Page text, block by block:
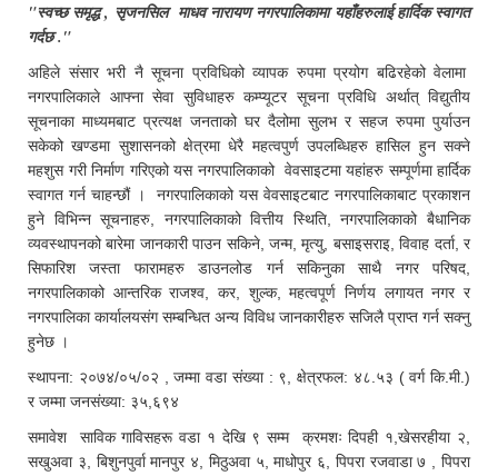
"स्वच्छ समृद्ध , सृजनसिल माधव नारायण नगरपालिकामा यहाँहरुलाई हार्दिक स्वागत
गर्दछ ."
अहिले संसार भरी नै सूचना प्रविधिको व्यापक रुपमा प्रयोग बढिरहेको वेलामा
नगरपालिकाले आफ्ना सेवा सुविधाहरु कम्प्यूटर सूचना प्रविधि अर्थात् विद्युतीय
सूचनाका माध्यमबाट प्रत्यक्ष जनताको घर दैलोमा सुलभ र सहज रुपमा पुर्याउन
सकेको खण्डमा सुशासनको क्षेत्रमा धेरै महत्वपुर्ण उपलब्धिहरु हासिल हुन सक्ने
महशुस गरी निर्माण गरिएको यस नगरपालिकाको वेवसाइटमा यहांहरु सम्पूर्णमा हार्दिक
स्वागत गर्न चाहन्छौं । नगरपालिकाको यस वेवसाइटबाट नगरपालिकाबाट प्रकाशन
हुने विभिन्न सूचनाहरु, नगरपालिकाको वित्तीय स्थिति, नगरपालिकाको बैधानिक
व्यवस्थापनको बारेमा जानकारी पाउन सकिने, जन्म, मृत्यु, बसाइसराइ, विवाह दर्ता, र
सिफारिश जस्ता फारामहरु डाउनलोड गर्न सकिनुका साथै नगर परिषद,
नगरपालिकाको आन्तरिक राजश्व, कर, शुल्क, महत्वपूर्ण निर्णय लगायत नगर र
नगरपालिका कार्यालयसंग सम्बन्धित अन्य विविध जानकारीहरु सजिलै प्राप्त गर्न सक्नु
हुनेछ ।
स्थापना: २०७४/०५/०२ , जम्मा वडा संख्या : ९, क्षेत्रफल: ४८.५३ ( वर्ग कि.मी.)
र जम्मा जनसंख्या: ३५,६९४
समावेश साविक गाविसहरू वडा १ देखि ९ सम्म क्रमशः दिपही १,खेसरहीया २,
सखुअवा ३, बिशुनपुर्वा मानपुर ४, मिठुअवा ५, माधोपुर ६, पिपरा रजवाडा ७ , पिपरा